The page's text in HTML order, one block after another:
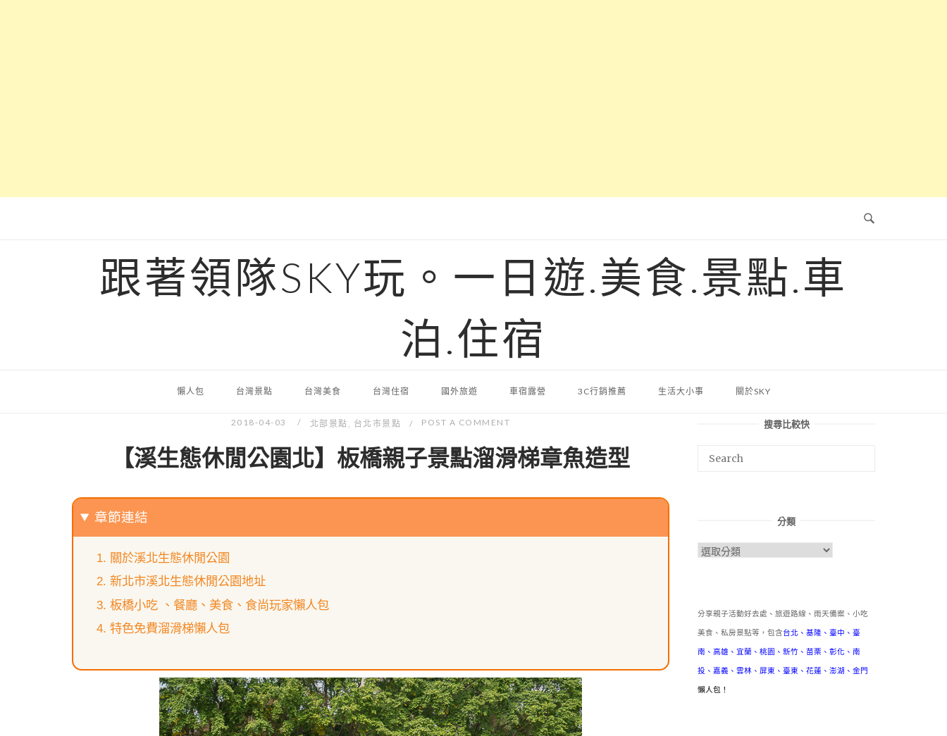
跟著領隊SKY玩。一日遊.美食.景點.車
泊.住宿
懶人包 台灣景點 台灣美食 台灣住宿 國外旅遊 車宿露營 3C行銷推薦 生活大小事 關於SKY
2018-04-03 北部景點 , 台北市景點 POST A COMMENT
【溪生態休閒公園北】板橋親子景點溜滑梯章魚造型
章節連結
關於溪北生態休閒公園
新北市溪北生態休閒公園地址
板橋小吃 、餐廳、美食、食尚玩家懶人包
特色免費溜滑梯懶人包
搜尋比較快
分類
分
分享親子活動好去處、旅遊路線、雨天備案、小吃
美食、私房景點等，包含台北 、 基隆 、 臺中 、 臺
南 、 高雄 、 宜蘭 、 桃園 、 新竹 、 苗栗 、 彰化 、 南
投 、 嘉義 、 雲林 、 屏東 、 臺東 、 花蓮 、 澎湖 、 金門
懶人包！